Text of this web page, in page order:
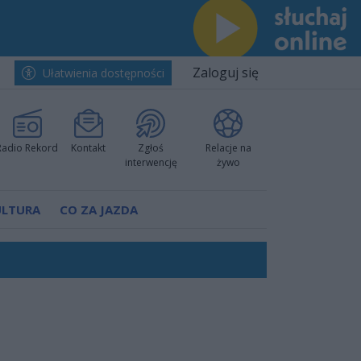
Ułatwienia dostępności Zaloguj się
Rekord Kontakt
Zgłoś
interwencję
Relacje na
żywo
CO ZA JAZDA